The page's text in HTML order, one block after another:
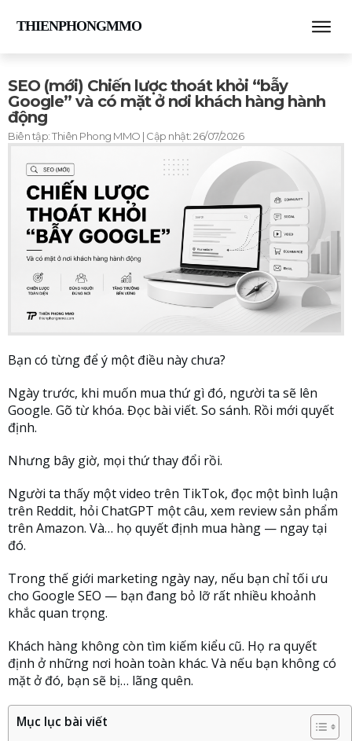
THIENPHONGMMO
SEO (mới) Chiến lược thoát khỏi “bẫy
Google” và có mặt ở nơi khách hàng hành
động
Biên tập:Thiên Phong MMO | Cập nhật:26/07/2026
Bạn có từng để ý một điều này chưa?
Ngày trước, khi muốn mua thứ gì đó, người ta sẽ lên
Google. Gõ từ khóa. Đọc bài viết. So sánh. Rồi mới quyết
định.
Nhưng bây giờ, mọi thứ thay đổi rồi.
Người ta thấy một video trên TikTok, đọc một bình luận
trên Reddit, hỏi ChatGPT một câu, xem review sản phẩm
trên Amazon. Và… họ quyết định mua hàng — ngay tại
đó.
Trong thế giới marketing ngày nay, nếu bạn chỉ tối ưu
cho Google SEO — bạn đang bỏ lỡ rất nhiều khoảnh
khắc quan trọng.
Khách hàng không còn tìm kiếm kiểu cũ. Họ ra quyết
định ở những nơi hoàn toàn khác. Và nếu bạn không có
mặt ở đó, bạn sẽ bị… lãng quên.
Mục lục bài viết